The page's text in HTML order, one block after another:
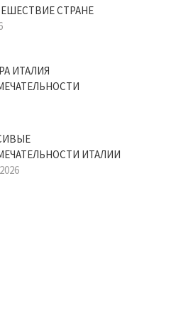
СТРАНЕ
ИТАЛИЯ
ИТАЛИИ